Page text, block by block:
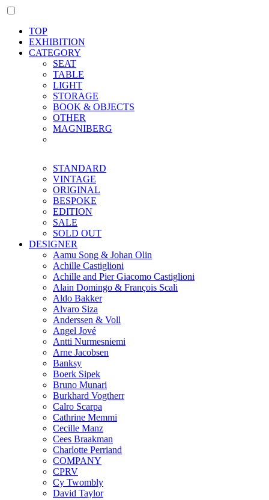
TOP
EXHIBITION
CATEGORY
SEAT
TABLE
LIGHT
STORAGE
BOOK & OBJECTS
OTHER
MAGNIBERG
STANDARD
VINTAGE
ORIGINAL
BESPOKE
EDITION
SALE
SOLD OUT
DESIGNER
Aamu Song & Johan Olin
Achille Castiglioni
Achille and Pier Giacomo Castiglioni
Alain Domingo & François Scali
Aldo Bakker
Alvaro Siza
Anderssen & Voll
Angel Jové
Antti Nurmesniemi
Arne Jacobsen
Banksy
Boerk Sipek
Bruno Munari
Burkhard Vogtherr
Calro Scarpa
Cathrine Memmi
Cecille Manz
Cees Braakman
Charlotte Perriand
COMPANY
CPRV
Cy Twombly
David Taylor